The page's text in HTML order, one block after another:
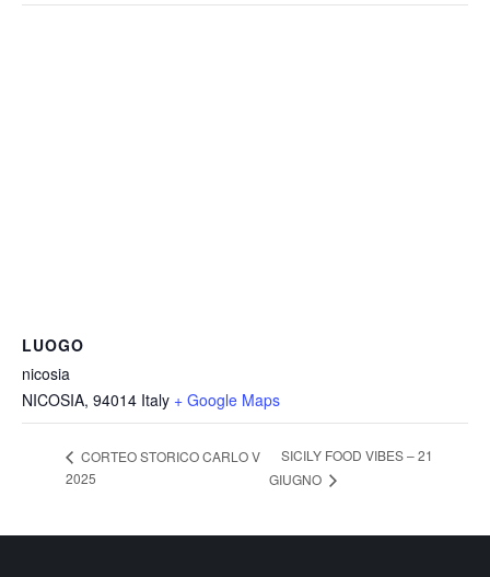
LUOGO
nicosia
NICOSIA, 94014 Italy + Google Maps
CORTEO STORICO CARLO V
2025
SICILY FOOD VIBES – 21
GIUGNO